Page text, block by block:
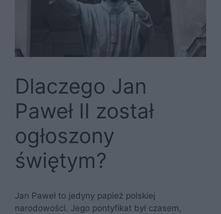
Dlaczego Jan
Paweł II został
ogłoszony
świętym?
Jan Paweł to jedyny papież polskiej
narodowości. Jego pontyfikat był czasem,